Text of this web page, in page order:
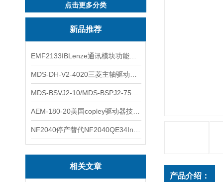
点击更多分类
新品推荐
相关文章
产品介绍：